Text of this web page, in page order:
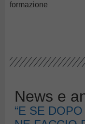
formazione
News e
“E SE